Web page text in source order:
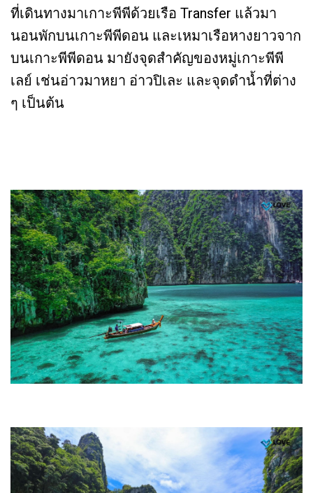
ที่เดินทางมาเกาะพีพีด้วยเรือ Transfer แล้วมา
นอนพักบนเกาะพีพีดอน และเหมาเรือหางยาวจาก
บนเกาะพีพีดอน มายังจุดสำคัญของหมู่เกาะพีพี
เลย์ เช่นอ่าวมาหยา อ่าวปิเละ และจุดดำน้ำที่ต่าง
ๆ เป็นต้น